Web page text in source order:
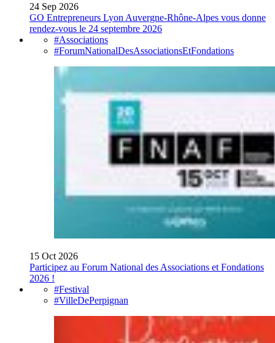
24 Sep 2026
GO Entrepreneurs Lyon Auvergne-Rhône-Alpes vous donne
rendez-vous le 24 septembre 2026
#Associations
#ForumNationalDesAssociationsEtFondations
15 Oct 2026
Participez au Forum National des Associations et Fondations
2026 !
#Festival
#VilleDePerpignan